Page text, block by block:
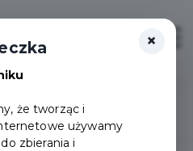
Budżetu Obywatelskiego na rok 2026!
×
że tworząc i
używamy
zbierania i